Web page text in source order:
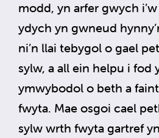
modd, yn arfer gwych
ydych yn gwneud
ni’n llai tebygol o gael
sylw, a all ein helpu i fod
ymwybodol o beth a
fwyta. Mae osgoi cael
sylw wrth fwyta gartref